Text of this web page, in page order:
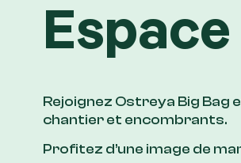
Espace
Rejoignez Ostreya Big
chantier et encombrants.
Profitez d’une image de